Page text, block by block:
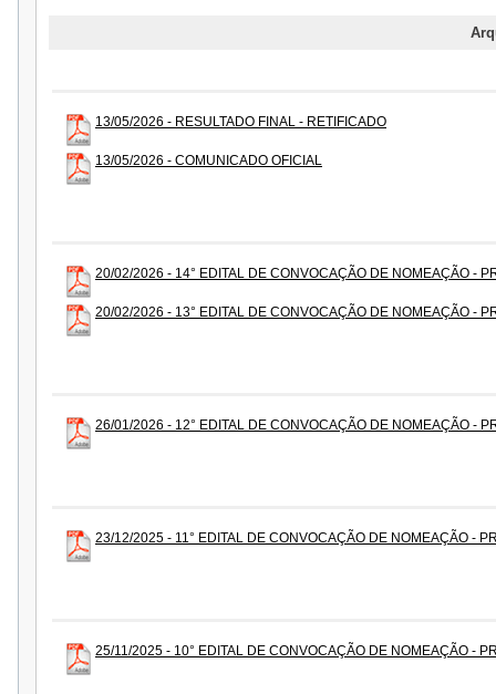
13/05/2026 - RESULTADO FINAL - RETIFICADO
13/05/2026 - COMUNICADO OFICIAL
20/02/2026 - 14° EDITAL DE CONVOCAÇÃO DE NOMEAÇÃO -
20/02/2026 - 13° EDITAL DE CONVOCAÇÃO DE NOMEAÇÃO -
26/01/2026 - 12° EDITAL DE CONVOCAÇÃO DE NOMEAÇÃO -
23/12/2025 - 11° EDITAL DE CONVOCAÇÃO DE NOMEAÇÃO -
25/11/2025 - 10° EDITAL DE CONVOCAÇÃO DE NOMEAÇÃO -